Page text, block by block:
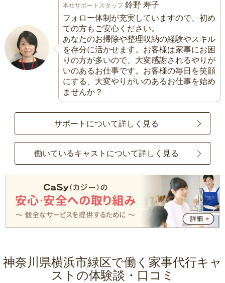
本社サポートスタッフ 鈴野 寿子
フォロー体制が充実していますので、初め
ての方もご安心ください。
あなたのお掃除や整理収納の経験やスキル
を存分に活かせます。お客様は家事にお困
りの方が多いので、大変感謝されるやりが
いのあるお仕事です。お客様の毎日を笑顔
にする、大変やりがいのあるお仕事を始め
ませんか？
サポートについて詳しく見る
働いているキャストについて詳しく見る
神奈川県横浜市緑区で働く家事代行キャ
ストの体験談・口コミ